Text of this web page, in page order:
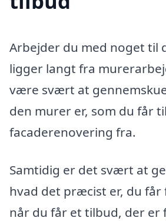
Arbejder du med noget til
ligger langt fra
være svært at
den murer er, som du får
facaderenovering fra.
Samtidig er det svært at
hvad det præcist er, du får
når du får et tilbud, der er